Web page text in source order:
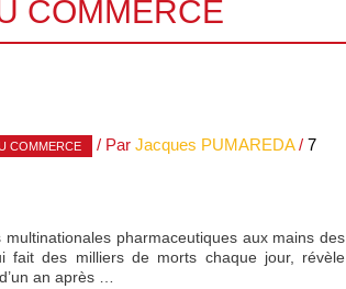
COMMERCE
COMMERCE / Par Jacques PUMAREDA / 7
pharmaceutiques aux mains des
fait des milliers de morts chaque jour, révèle
an après …